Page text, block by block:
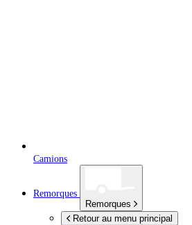
Camions
Remorques
Remorques
Retour au menu principal